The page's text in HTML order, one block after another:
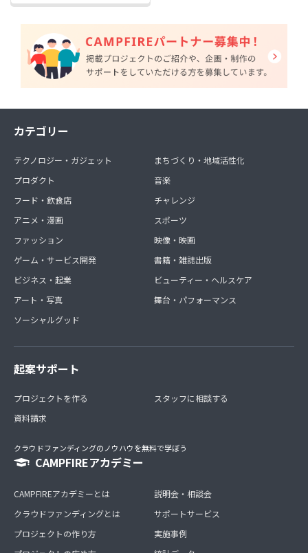
カテゴリー
テクノロジー・ガジェット
プロダクト
フード・飲食店
アニメ・漫画
ファッション
ゲーム・サービス開発
ビジネス・起業
アート・写真
ソーシャルグッド
まちづくり・地域活性化
音楽
チャレンジ
スポーツ
映像・映画
書籍・雑誌出版
ビューティー・ヘルスケア
舞台・パフォーマンス
起案サポート
プロジェクトを作る
資料請求
スタッフに相談する
クラウドファンディングのノウハウを無料で学ぼう
CAMPFIREアカデミー
CAMPFIREアカデミーとは
クラウドファンディングとは
プロジェクトの作り方
説明会・相談会
サポートサービス
実施事例